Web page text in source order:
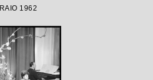
1962